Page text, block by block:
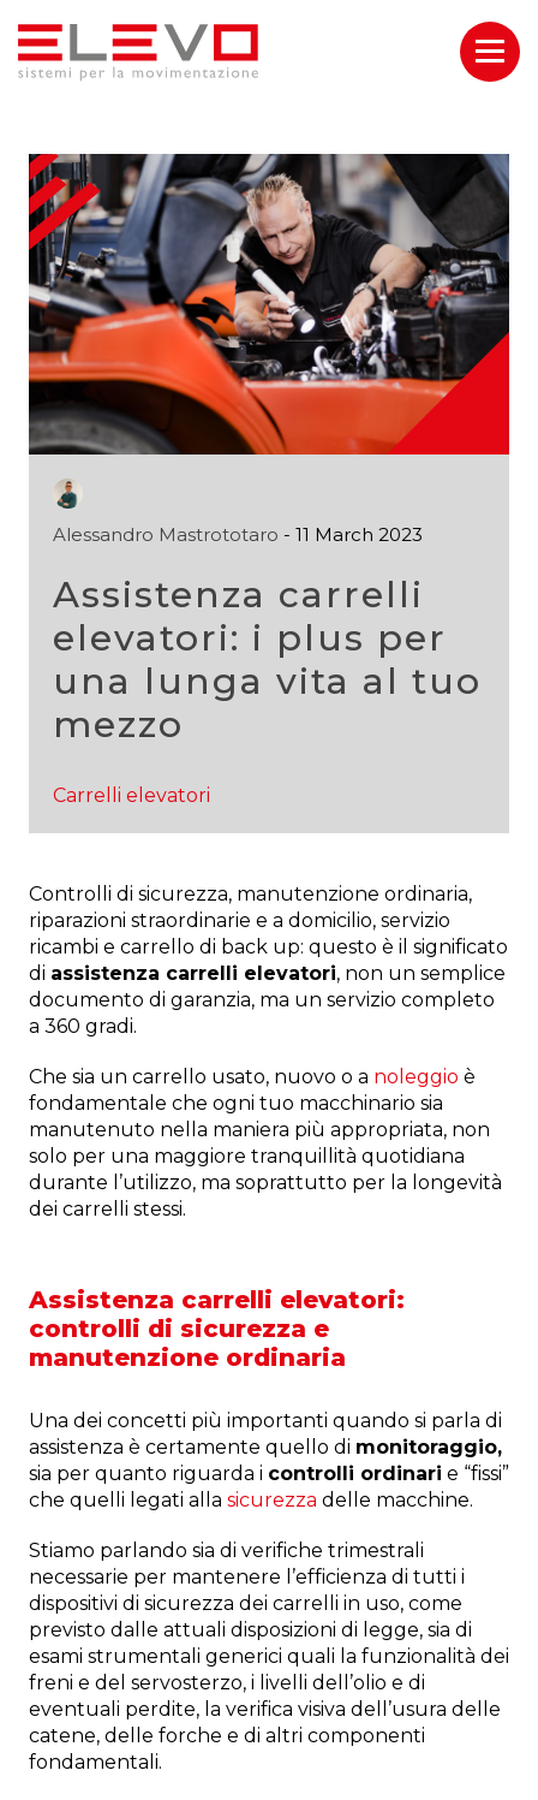
Alessandro Mastrototaro - 11 March 2023
Assistenza carrelli
elevatori: i plus per
una lunga vita al tuo
mezzo
Carrelli elevatori
Controlli di sicurezza, manutenzione ordinaria,
riparazioni straordinarie e a domicilio, servizio
ricambi e carrello di back up: questo è il significato
di assistenza carrelli elevatori, non un semplice
documento di garanzia, ma un servizio completo
a 360 gradi.
Che sia un carrello usato, nuovo o a noleggio è
fondamentale che ogni tuo macchinario sia
manutenuto nella maniera più appropriata, non
solo per una maggiore tranquillità quotidiana
durante l’utilizzo, ma soprattutto per la longevità
dei carrelli stessi.
Assistenza carrelli elevatori:
controlli di sicurezza e
manutenzione ordinaria
Una dei concetti più importanti quando si parla di
assistenza è certamente quello di monitoraggio,
sia per quanto riguarda i controlli ordinari e “fissi”
che quelli legati alla sicurezza delle macchine.
Stiamo parlando sia di verifiche trimestrali
necessarie per mantenere l’efficienza di tutti i
dispositivi di sicurezza dei carrelli in uso, come
previsto dalle attuali disposizioni di legge, sia di
esami strumentali generici quali la funzionalità dei
freni e del servosterzo, i livelli dell’olio e di
eventuali perdite, la verifica visiva dell’usura delle
catene, delle forche e di altri componenti
fondamentali.